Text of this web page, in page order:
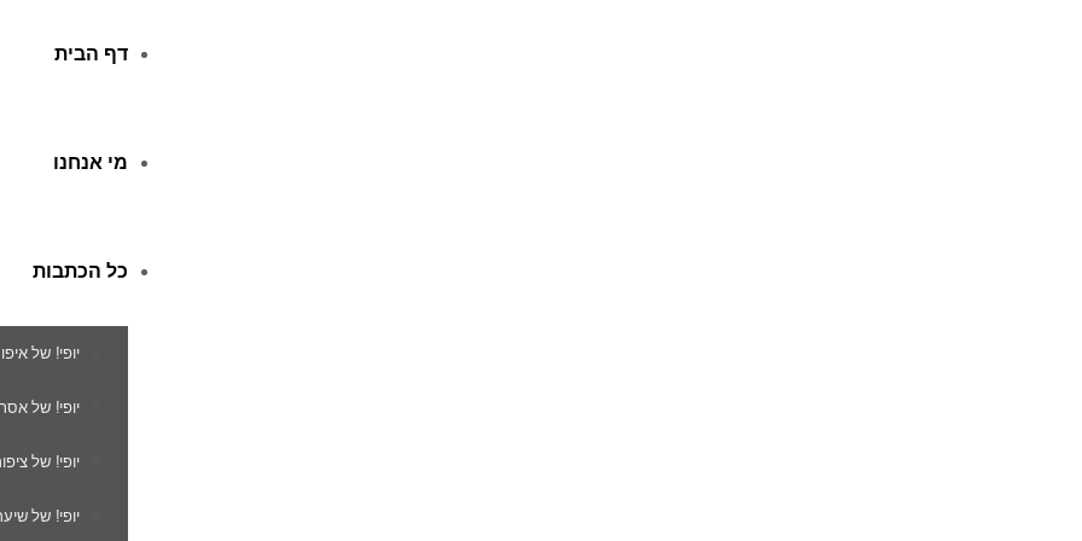
דף הבית
מי אנחנו
כל הכתבות
יופי! של
יופי! של
יופי! של
יופי! של